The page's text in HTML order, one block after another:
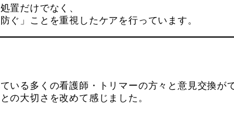
置だけでなく、
ぐ」ことを重視したケアを行っています。
いる多くの看護師・トリマーの方々と意見交換がで
の大切さを改めて感じました。